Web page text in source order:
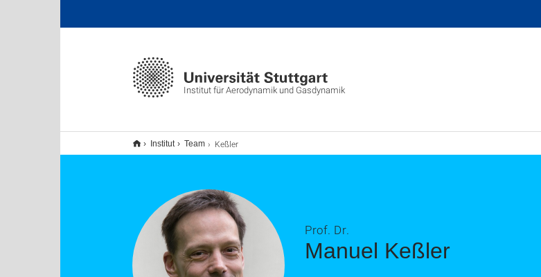
Institut für Aerodynamik und Gasdynamik
Institut Team Keßler
Manuel Keßler
Prof. Dr.